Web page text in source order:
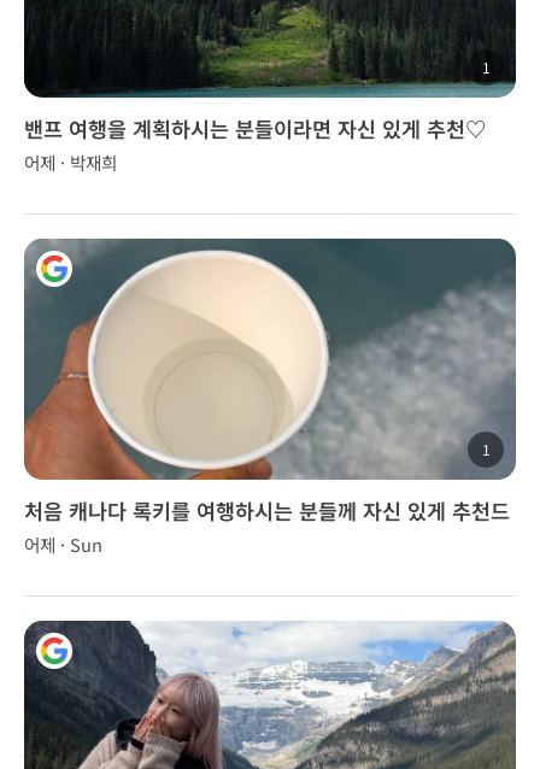
1
밴프 여행을 계획하시는 분들이라면 자신 있게 추천♡
어제 · 박재희
1
처음 캐나다 록키를 여행하시는 분들께 자신 있게 추천드
립니다.
어제 · Sun